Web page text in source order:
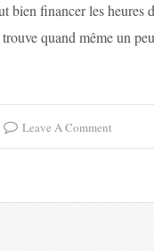
bien financer les
quand même un
Leave A Comment